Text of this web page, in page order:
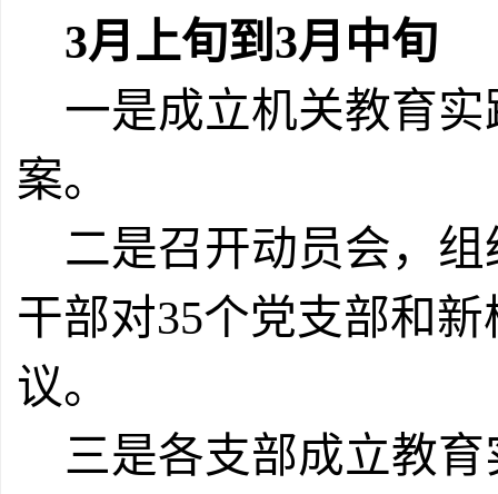
3月上旬到3月中旬
一是成立机关教育
案。
二是召开动员会，
干部对35个党支部和
议。
三是各支部成立教